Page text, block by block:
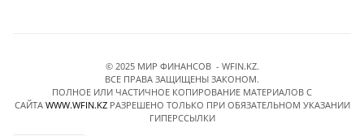
© 2025 МИР ФИНАНСОВ - WFIN.KZ.
ВСЕ ПРАВА ЗАЩИЩЕНЫ ЗАКОНОМ.
ПОЛНОЕ ИЛИ ЧАСТИЧНОЕ КОПИРОВАНИЕ МАТЕРИАЛОВ C
САЙТА WWW.WFIN.KZРАЗРЕШЕНО ТОЛЬКО ПРИ ОБЯЗАТЕЛЬНОМ УКАЗАНИИ
ГИПЕРССЫЛКИ